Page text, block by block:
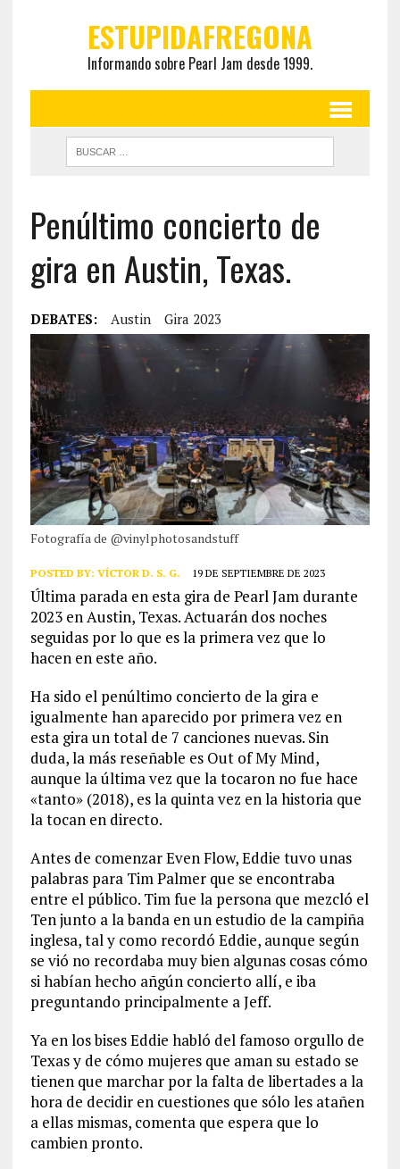
ESTUPIDAFREGONA
Informando sobre Pearl Jam desde 1999.
Penúltimo concierto de
gira en Austin, Texas.
DEBATES: Austin Gira 2023
Fotografía de @vinylphotosandstuff
POSTED BY: VÍCTOR D. S. G. 19 DE SEPTIEMBRE DE 2023
Última parada en esta gira de Pearl Jam durante
2023 en Austin, Texas. Actuarán dos noches
seguidas por lo que es la primera vez que lo
hacen en este año.
Ha sido el penúltimo concierto de la gira e
igualmente han aparecido por primera vez en
esta gira un total de 7 canciones nuevas. Sin
duda, la más reseñable es Out of My Mind,
aunque la última vez que la tocaron no fue hace
«tanto» (2018), es la quinta vez en la historia que
la tocan en directo.
Antes de comenzar Even Flow, Eddie tuvo unas
palabras para Tim Palmer que se encontraba
entre el público. Tim fue la persona que mezcló el
Ten junto a la banda en un estudio de la campiña
inglesa, tal y como recordó Eddie, aunque según
se vió no recordaba muy bien algunas cosas cómo
si habían hecho añgún concierto allí, e iba
preguntando principalmente a Jeff.
Ya en los bises Eddie habló del famoso orgullo de
Texas y de cómo mujeres que aman su estado se
tienen que marchar por la falta de libertades a la
hora de decidir en cuestiones que sólo les atañen
a ellas mismas, comenta que espera que lo
cambien pronto.